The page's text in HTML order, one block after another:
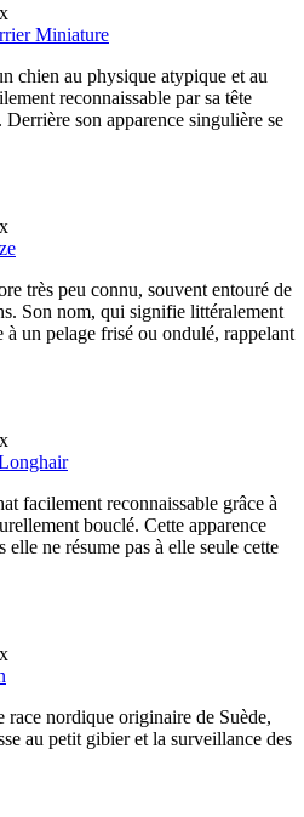
Miniature
chien au physique atypique et au
reconnaissable par sa tête
son apparence singulière se
très peu connu, souvent entouré de
Son nom, qui signifie littéralement
à un pelage frisé ou ondulé, rappelant
facilement reconnaissable grâce à
bouclé. Cette apparence
ne résume pas à elle seule cette
nordique originaire de Suède,
au petit gibier et la surveillance des